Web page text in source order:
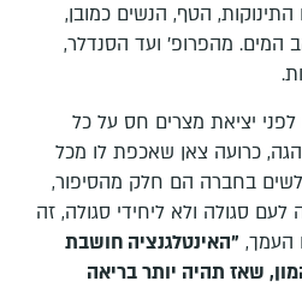
הטף, הנשים כמובן,
המים. מהפרופ' ועד הסנדלר,
יציאת מצרים חס על כל
כרועה צאן שאכפת לו מכל
בחברה הם חלק מהסיפור,
סגולה ולא ליחידי סגולה, זה
העמך, "האינטלגנציה חושבת
שאז תהיה יותר בריאה